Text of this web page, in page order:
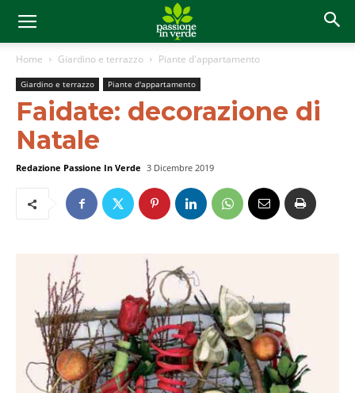
Home Giardino e terrazzo Piante d'appartamento
Giardino e terrazzo Piante d'appartamento
Faidate: decorazione di
Natale
Redazione Passione In Verde 3 Dicembre 2019